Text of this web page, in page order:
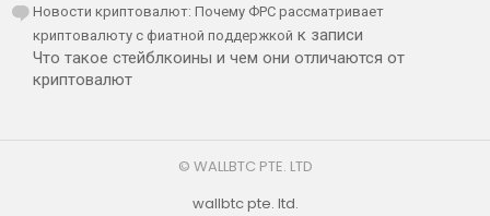
Новости криптовалют: Почему ФРС рассматривает
криптовалюту с фиатной поддержкой к записи
Что такое стейблкоины и чем они отличаются от
криптовалют
© WALLBTC PTE. LTD
wallbtc pte. ltd.